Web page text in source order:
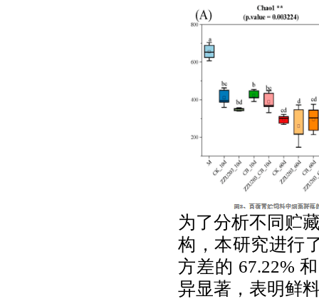
为了分析不同贮
构，本研究进行
方差的 67.22% 和
异显著，表明鲜